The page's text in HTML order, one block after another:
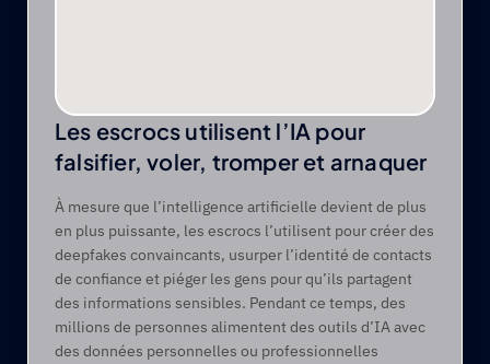
Les escrocs utilisent l’IA pour
falsifier, voler, tromper et arnaquer
À mesure que l’intelligence artificielle devient de plus
en plus puissante, les escrocs l’utilisent pour créer des
deepfakes convaincants, usurper l’identité de contacts
de confiance et piéger les gens pour qu’ils partagent
des informations sensibles. Pendant ce temps, des
millions de personnes alimentent des outils d’IA avec
des données personnelles ou professionnelles